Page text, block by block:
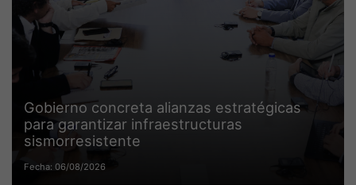
Gobierno concreta alianzas estratégicas
para garantizar infraestructuras
sismorresistente
Fecha: 06/08/2026